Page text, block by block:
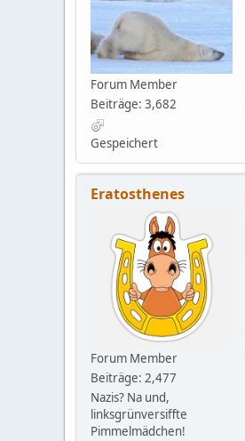
Forum Member
Beiträge: 3,682
Gespeichert
Eratosthenes
Forum Member
Beiträge: 2,477
Nazis? Na und,
linksgrünversiffte
Pimmelmädchen!